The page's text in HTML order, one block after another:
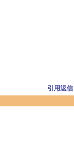
引用返信